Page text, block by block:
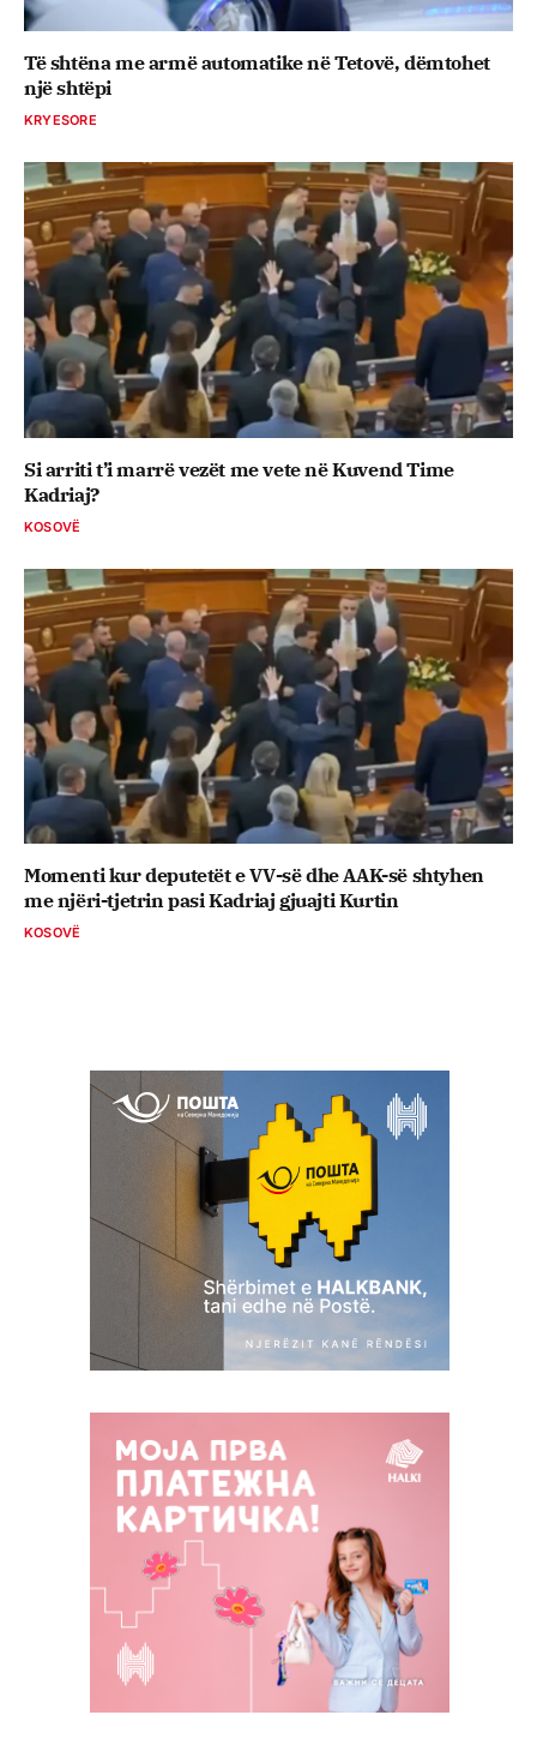
Të shtëna me armë automatike në Tetovë, dëmtohet
një shtëpi
KRYESORE
Si arriti t’i marrë vezët me vete në Kuvend Time
Kadriaj?
KOSOVË
Momenti kur deputetët e VV-së dhe AAK-së shtyhen
me njëri-tjetrin pasi Kadriaj gjuajti Kurtin
KOSOVË